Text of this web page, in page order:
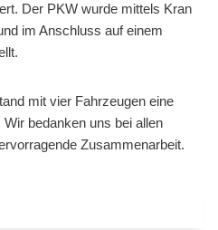
Der PKW wurde mittels Kran
im Anschluss auf einem
mit vier Fahrzeugen eine
bedanken uns bei allen
Zusammenarbeit.